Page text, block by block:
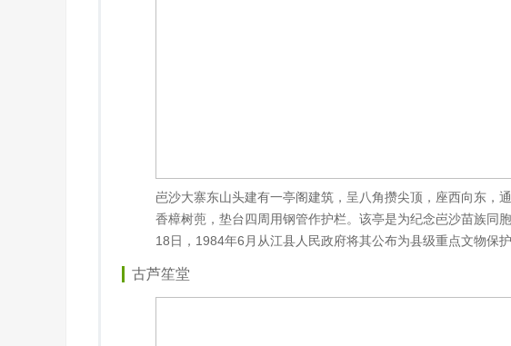
岜沙大寨东山头建有一亭阁建筑，呈八角攒尖顶，座西向东，
香樟树蔸，垫台四周用钢管作护栏。该亭是为纪念岜沙苗族同
18日，1984年6月从江县人民政府将其公布为县级重点文物保护
古芦笙堂